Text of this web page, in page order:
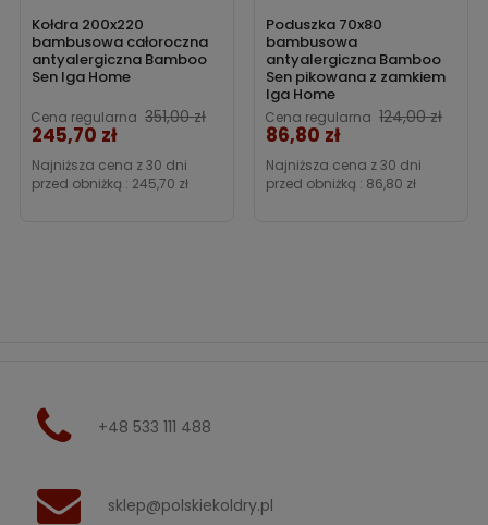
Kołdra 200x220
bambusowa całoroczna
antyalergiczna Bamboo
Sen Iga Home
Cena regularna 351,00 zł
245,70 zł
Najniższa cena z 30 dni
przed obniżką : 245,70 zł
Poduszka 70x80
bambusowa
antyalergiczna Bamboo
Sen pikowana z zamkiem
Iga Home
Cena regularna 124,00 zł
Cena
86,80 zł
Najniższa cena z 30 dni
przed obniżką : 86,80 zł
+48 533 111 488
sklep@polskiekoldry.pl